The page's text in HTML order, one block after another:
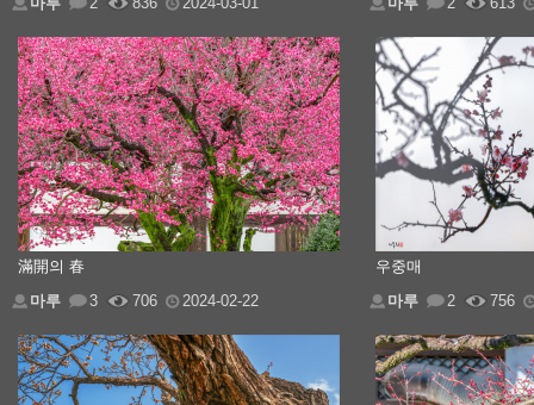
滿開의 春
마루
3 706 2024-02-22
우중매
마루
2 756